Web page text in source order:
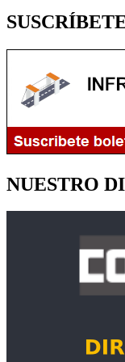
NUESTRO